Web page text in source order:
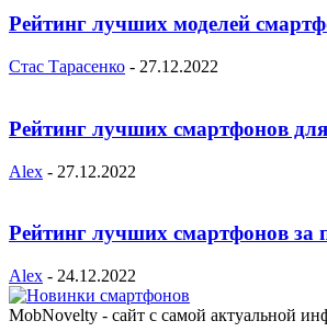
Рейтинг лучших моделей
Стас Тарасенко - 27.12.2022
Рейтинг лучших смартфонов
Alex - 27.12.2022
Рейтинг лучших смартфонов за
Alex - 24.12.2022
MobNovelty - сайт с самой актуальной